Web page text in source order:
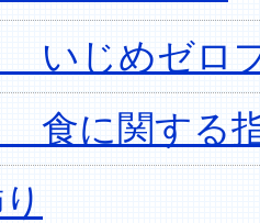
いじめゼロ
食に関する